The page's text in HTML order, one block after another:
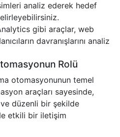
analiz ederek hedef
gibi araçlar, web
davranışlarını analiz
Rolü
otomasyonunun temel
araçları sayesinde,
düzenli bir şekilde
etkili bir iletişim